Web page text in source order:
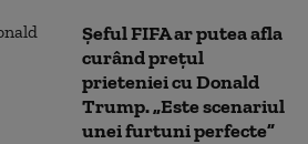
Șeful FIFA ar putea afla
curând prețul
prieteniei cu Donald
Trump. „Este scenariul
unei furtuni perfecte”